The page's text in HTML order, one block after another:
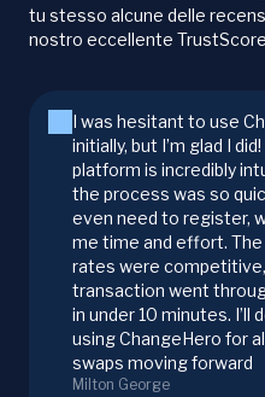
tu stesso alcune delle
nostro eccellente
I was hesitant to use
initially, but I’m glad I
platform is incredibly
the process was so
even need to register,
me time and effort.
rates were
transaction went
in under 10 minutes. I’ll
using ChangeHero for
swaps moving forward
Milton George